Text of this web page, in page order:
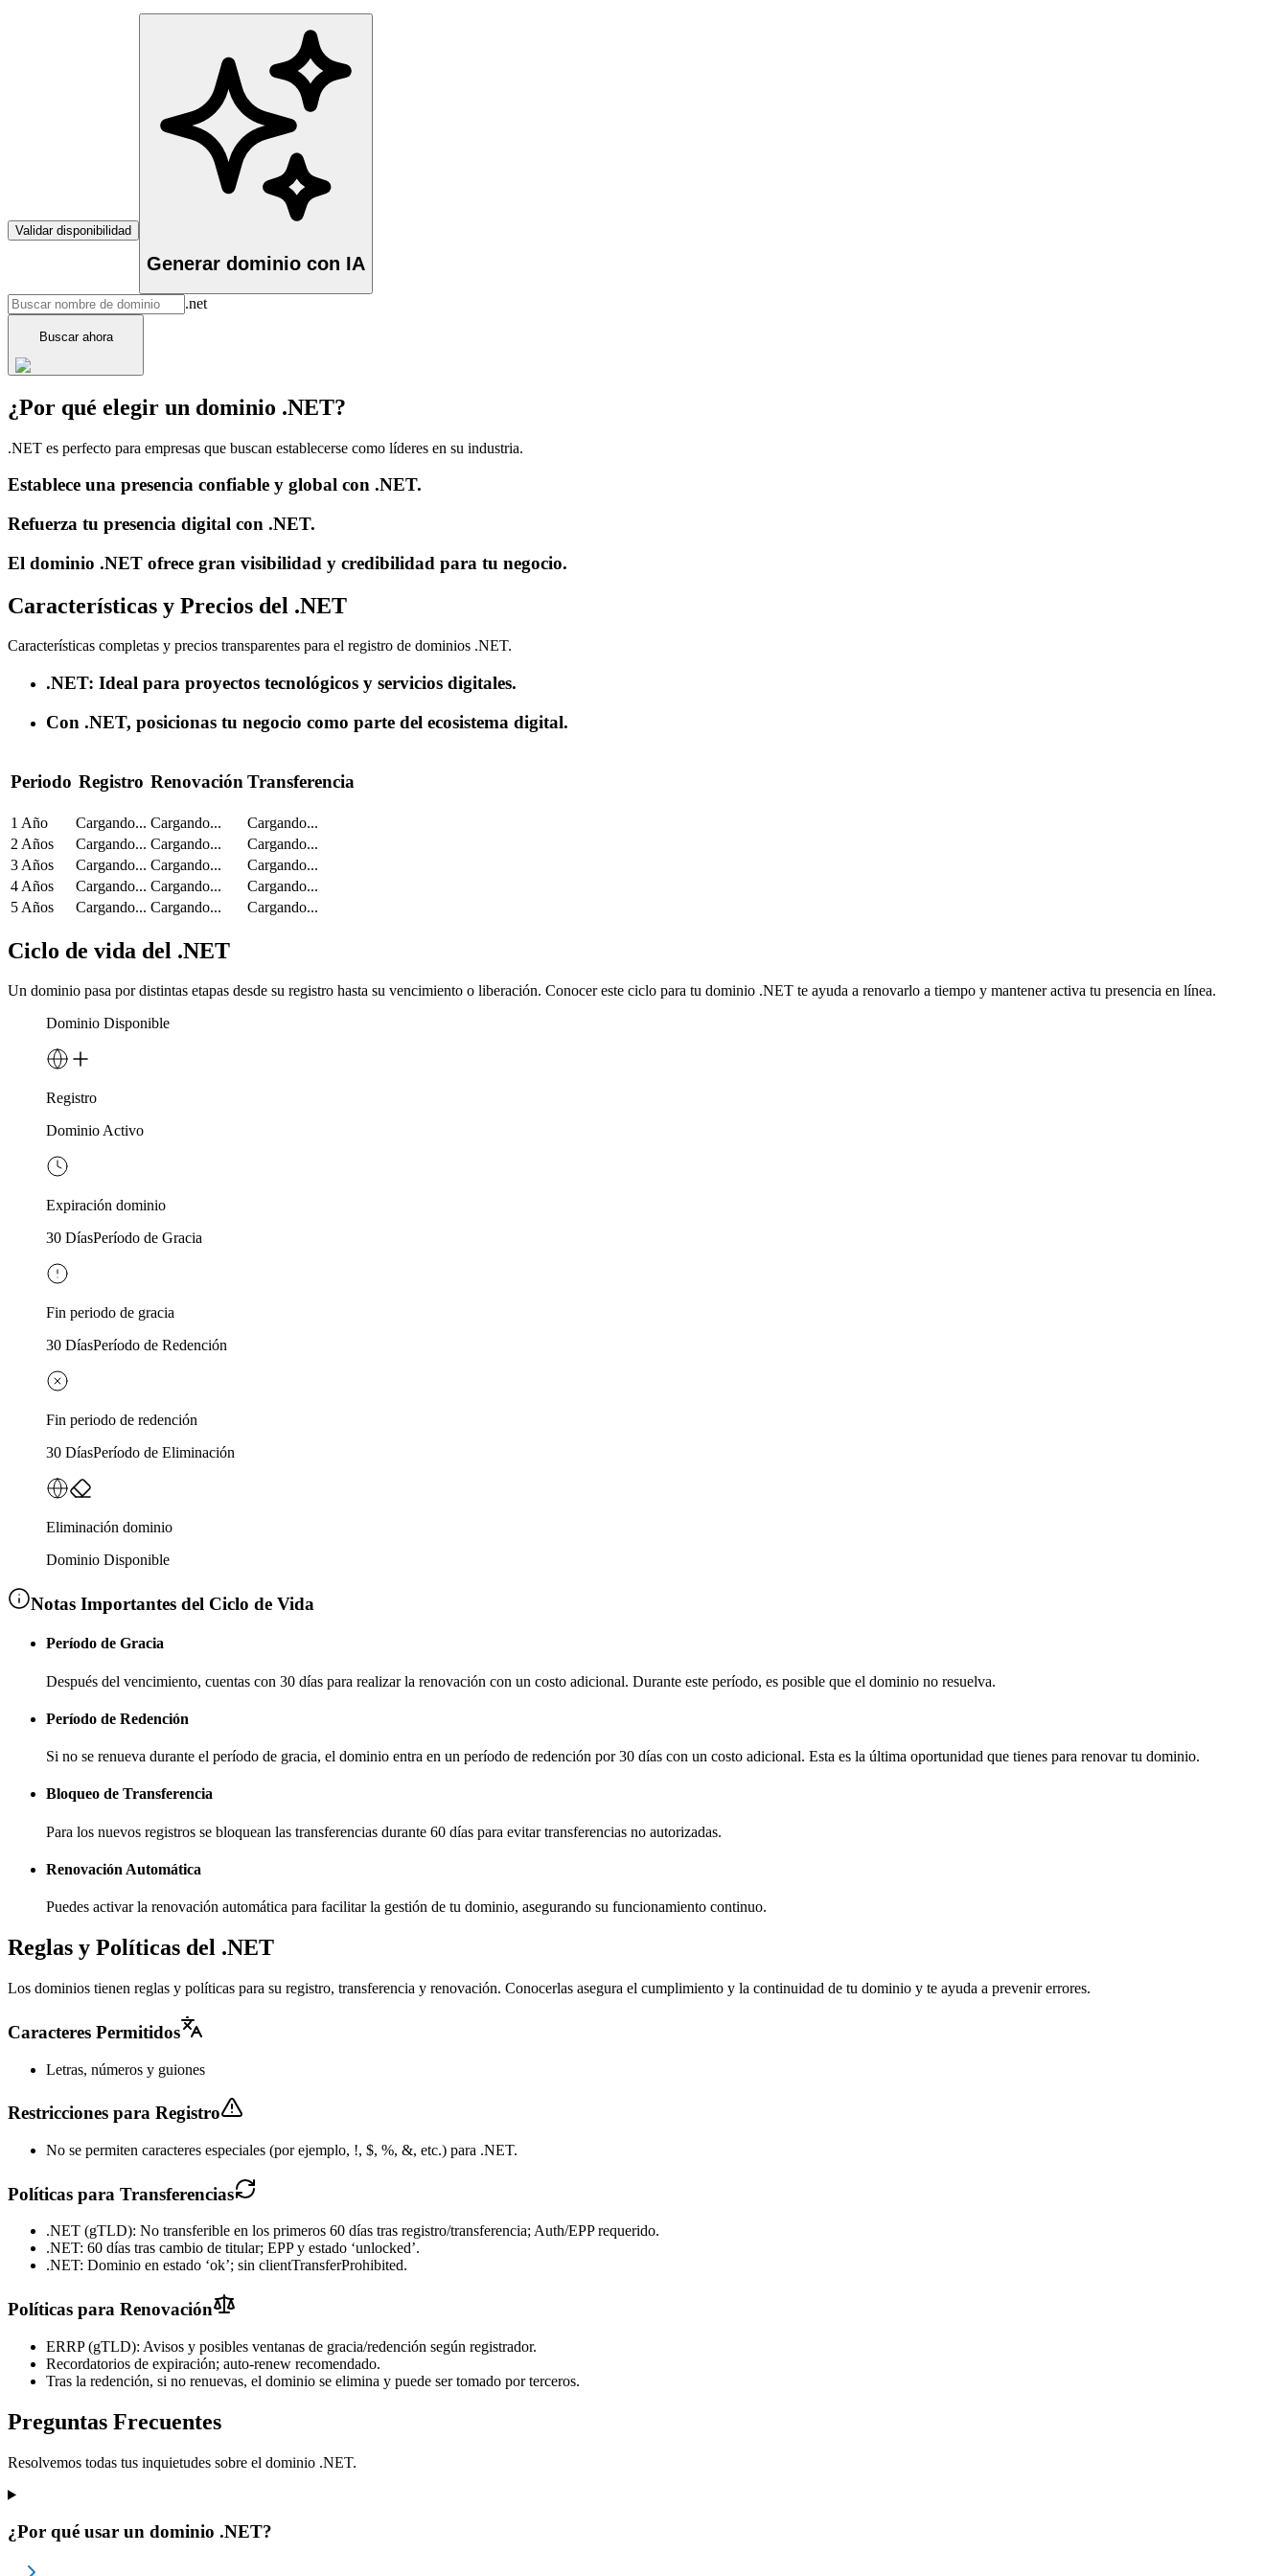
Validar disponibilidad
Generar dominio con IA
.net
Buscar ahora
¿Por qué elegir un dominio .NET?
.NET es perfecto para empresas que buscan establecerse como líderes en su industria.
Establece una presencia confiable y global con .NET.
Refuerza tu presencia digital con .NET.
El dominio .NET ofrece gran visibilidad y credibilidad para tu negocio.
Características y Precios del .NET
Características completas y precios transparentes para el registro de dominios .NET.
.NET: Ideal para proyectos tecnológicos y servicios digitales.
Con .NET, posicionas tu negocio como parte del ecosistema digital.
Periodo Registro RenovaciónTransferencia
1 Año Cargando... Cargando...
Cargando...
2 Años
Cargando... Cargando...
Cargando...
3 Años
Cargando... Cargando...
Cargando...
4 Años
Cargando... Cargando...
Cargando...
5 Años
Cargando... Cargando... Cargando...
Ciclo de vida del .NET
Un dominio pasa por distintas etapas desde su registro hasta su vencimiento o liberación. Conocer este ciclo para tu dominio .NET te ayuda a renovarlo a tiempo y mantener activa tu presencia en línea.
Dominio Disponible
Registro
Dominio Activo
Expiración dominio
30 DíasPeríodo de Gracia
Fin periodo de gracia
30 DíasPeríodo de Redención
Fin periodo de redención
30 DíasPeríodo de Eliminación
Eliminación dominio
Dominio Disponible
Notas Importantes del Ciclo de Vida
Período de Gracia
Después del vencimiento, cuentas con 30 días para realizar la renovación con un costo adicional. Durante este período, es posible que el dominio no resuelva.
Período de Redención
Si no se renueva durante el período de gracia, el dominio entra en un período de redención por 30 días con un costo adicional. Esta es la última oportunidad que tienes para renovar tu dominio.
Bloqueo de Transferencia
Para los nuevos registros se bloquean las transferencias durante 60 días para evitar transferencias no autorizadas.
Renovación Automática
Puedes activar la renovación automática para facilitar la gestión de tu dominio, asegurando su funcionamiento continuo.
Reglas y Políticas del .NET
Los dominios tienen reglas y políticas para su registro, transferencia y renovación. Conocerlas asegura el cumplimiento y la continuidad de tu dominio y te ayuda a prevenir errores.
Caracteres Permitidos
Letras, números y guiones
Restricciones para Registro
No se permiten caracteres especiales (por ejemplo, !, $, %, &, etc.) para .NET.
Políticas para Transferencias
.NET (gTLD): No transferible en los primeros 60 días tras registro/transferencia; Auth/EPP requerido.
.NET: 60 días tras cambio de titular; EPP y estado ‘unlocked’.
.NET: Dominio en estado ‘ok’; sin clientTransferProhibited.
Políticas para Renovación
ERRP (gTLD): Avisos y posibles ventanas de gracia/redención según registrador.
Recordatorios de expiración; auto-renew recomendado.
Tras la redención, si no renuevas, el dominio se elimina y puede ser tomado por terceros.
Preguntas Frecuentes
Resolvemos todas tus inquietudes sobre el dominio .NET.
¿Por qué usar un dominio .NET?